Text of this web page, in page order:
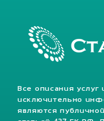
Все описания
исключительно
являются